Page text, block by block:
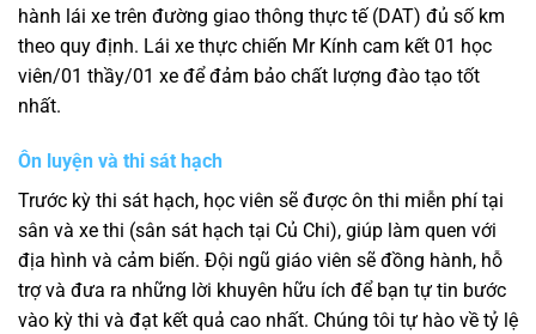
hành lái xe trên đường giao thông thực tế (DAT) đủ số km
theo quy định. Lái xe thực chiến Mr Kính cam kết 01 học
viên/01 thầy/01 xe để đảm bảo chất lượng đào tạo tốt
nhất.
Ôn luyện và thi sát hạch
Trước kỳ thi sát hạch, học viên sẽ được ôn thi miễn phí tại
sân và xe thi (sân sát hạch tại Củ Chi), giúp làm quen với
địa hình và cảm biến. Đội ngũ giáo viên sẽ đồng hành, hỗ
trợ và đưa ra những lời khuyên hữu ích để bạn tự tin bước
vào kỳ thi và đạt kết quả cao nhất. Chúng tôi tự hào về tỷ lệ